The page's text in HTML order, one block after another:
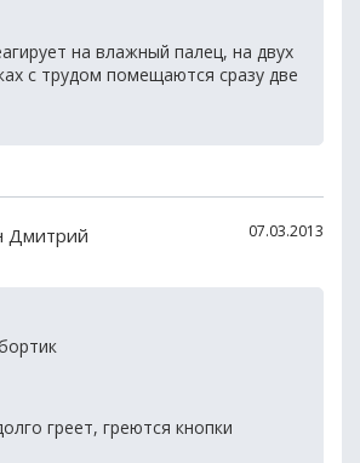
на влажный палец, на двух
с трудом помещаются сразу две
Дмитрий 07.03.2013
греет, греются кнопки